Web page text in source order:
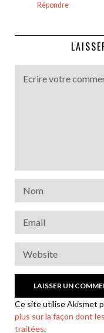
Répondre
Ce site utilise Akismet
plus sur la façon dont
traitées.